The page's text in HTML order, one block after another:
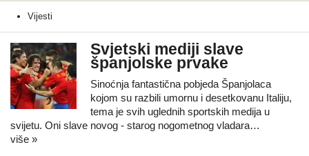
Vijesti
Svjetski mediji slave
španjolske prvake
Sinoćnja fantastična pobjeda Španjolaca
kojom su razbili umornu i desetkovanu Italiju,
tema je svih uglednih sportskih medija u
svijetu. Oni slave novog - starog nogometnog vladara…
više »